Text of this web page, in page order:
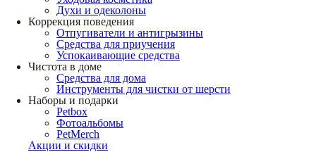
Духи и одеколоны
Коррекция поведения
Отпугиватели и антигрызины
Средства для приучения
Успокаивающие средства
Чистота в доме
Средства для дома
Инструменты для чистки от шерсти
Наборы и подарки
Petbox
Фотоальбомы
PetMerch
Акции и скидки